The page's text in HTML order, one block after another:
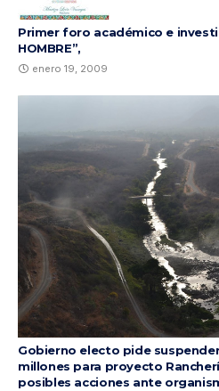
Primer foro académico e
HOMBRE”,
enero 19, 2009
Gobierno electo pide
millones para proyecto
posibles acciones ante